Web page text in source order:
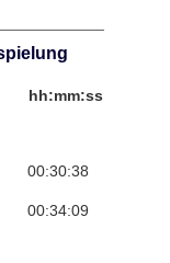
hh:mm:ss
00:30:38
00:34:09